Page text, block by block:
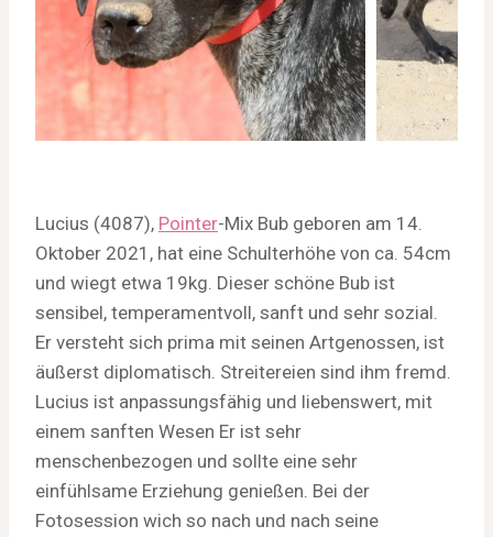
Lucius (4087), Pointer-Mix Bub geboren am 14.
Oktober 2021, hat eine Schulterhöhe von ca. 54cm
und wiegt etwa 19kg. Dieser schöne Bub ist
sensibel, temperamentvoll, sanft und sehr sozial.
Er versteht sich prima mit seinen Artgenossen, ist
äußerst diplomatisch. Streitereien sind ihm fremd.
Lucius ist anpassungsfähig und liebenswert, mit
einem sanften Wesen Er ist sehr
menschenbezogen und sollte eine sehr
einfühlsame Erziehung genießen. Bei der
Fotosession wich so nach und nach seine